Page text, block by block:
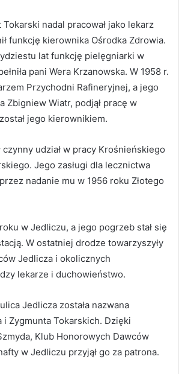
nadal pracował jako lekarz
funkcję kierownika Ośrodka Zdrowia.
lat funkcję pielęgniarki w
pani Wera Krzanowska. W 1958 r.
Przychodni Rafineryjnej, a jego
Zbigniew Wiatr, podjął pracę w
jego kierownikiem.
czynny udział w pracy Krośnieńskiego
Jego zasługi dla lecznictwa
nadanie mu w 1956 roku Złotego
w Jedliczu, a jego pogrzeb stał się
W ostatniej drodze towarzyszyły
Jedlicza i okolicznych
lekarze i duchowieństwo.
Jedlicza została nazwana
i Zygmunta Tokarskich. Dzięki
Klub Honorowych Dawców
w Jedliczu przyjął go za patrona.